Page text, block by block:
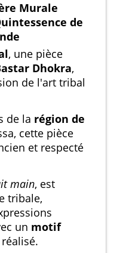
Murale
de
, une pièce
Dhokra,
de l'art tribal
de la région de
cette pièce
et respecté
main, est
tribale,
un motif